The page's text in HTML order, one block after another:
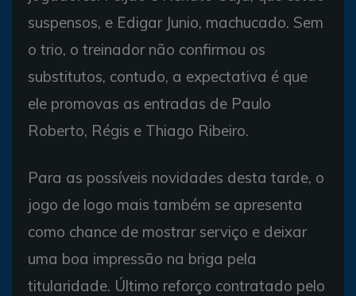
suspensos, e Edigar Junio, machucado. Sem
o trio, o treinador não confirmou os
substitutos, contudo, a expectativa é que
ele promovas as entradas de Paulo
Roberto, Régis e Thiago Ribeiro.
Para as possíveis novidades desta tarde, o
jogo de logo mais também se apresenta
como chance de mostrar serviço e deixar
uma boa impressão na briga pela
titularidade. Último reforço contratado pelo